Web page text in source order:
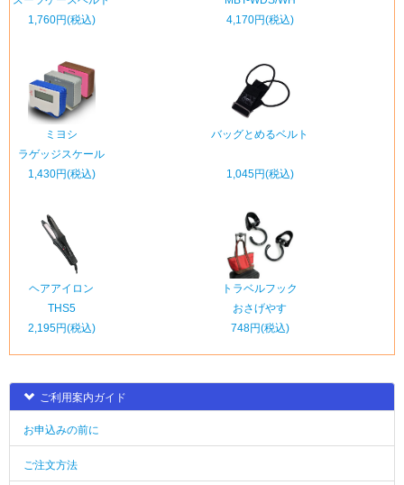
1,760円(税込)
4,170円(税込)
ミヨシ
ラゲッジスケール
1,430円(税込)
バッグとめるベルト
1,045円(税込)
ヘアアイロン
THS5
2,195円(税込)
トラベルフック
おさげやす
748円(税込)
ご利用案内ガイド
お申込みの前に
ご注文方法